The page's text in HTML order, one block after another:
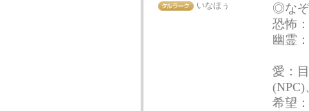
いなほぅ
◎な
恐怖
幽霊
愛：
希望